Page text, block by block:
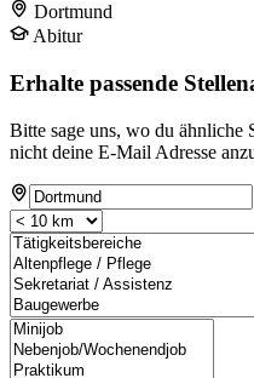
Dortmund
Abitur
Erhalte passende
Bitte sage uns, wo du ähnliche
nicht deine E-Mail Adresse